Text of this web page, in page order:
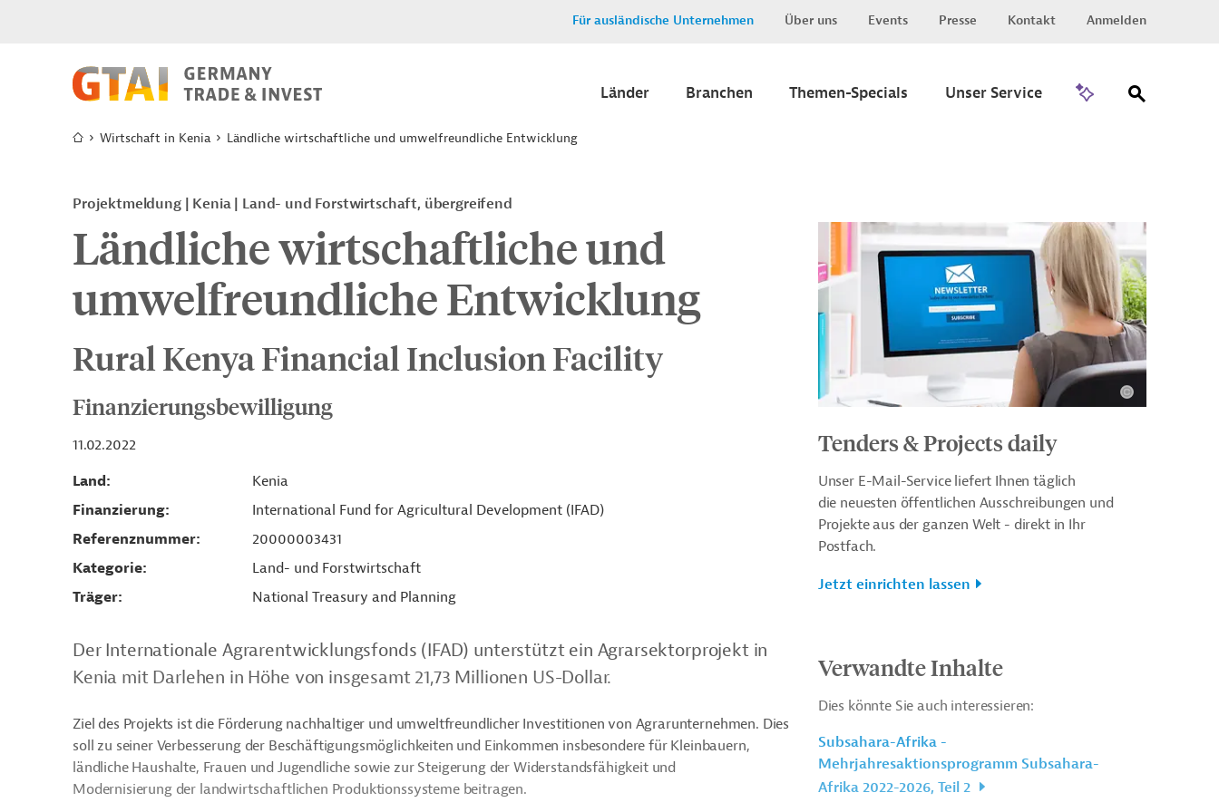
Für ausländische Unternehmen Über uns Events Presse Kontakt Anmelden
Länder Branchen Themen-Specials Unser Service
Wirtschaft in Kenia Ländliche wirtschaftliche und umwelfreundliche Entwicklung
Projektmeldung Kenia Land- und Forstwirtschaft, übergreifend
Ländliche wirtschaftliche und
umwelfreundliche Entwicklung
Rural Kenya Financial Inclusion Facility
Finanzierungsbewilligung
11.02.2022
Land
Kenia
Finanzierung
International Fund for Agricultural Development (IFAD)
Referenznummer
20000003431
Kategorie
Land- und Forstwirtschaft
Träger
National Treasury and Planning
Der Internationale Agrarentwicklungsfonds (IFAD) unterstützt ein Agrarsektorprojekt in
Kenia mit Darlehen in Höhe von insgesamt 21,73 Millionen US-Dollar.
Ziel des Projekts ist die Förderung nachhaltiger und umweltfreundlicher Investitionen von Agrarunternehmen. Dies
soll zu seiner Verbesserung der Beschäftigungsmöglichkeiten und Einkommen insbesondere für Kleinbauern,
ländliche Haushalte, Frauen und Jugendliche sowie zur Steigerung der Widerstandsfähigkeit und
Modernisierung der landwirtschaftlichen Produktionssysteme beitragen.
Tenders & Projects daily
Unser E-Mail-Service liefert Ihnen täglich
die neuesten öffentlichen Ausschreibungen und
Projekte aus der ganzen Welt - direkt in Ihr
Postfach.
Jetzt einrichten lassen
Verwandte Inhalte
Dies könnte Sie auch interessieren:
Subsahara-Afrika -
Mehrjahresaktionsprogramm Subsahara-
Afrika 2022-2026, Teil 2